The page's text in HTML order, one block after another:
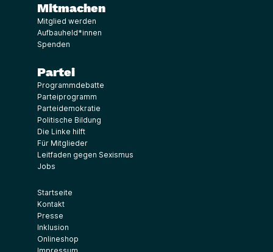
Mitmachen
Mitglied werden
Aufbauheld*innen
Spenden
Partei
Programmdebatte
Parteiprogramm
Parteidemokratie
Politische Bildung
Die Linke hilft
Für Mitglieder
Leitfaden gegen Sexismus
Jobs
Startseite
Kontakt
Presse
Inklusion
Onlineshop